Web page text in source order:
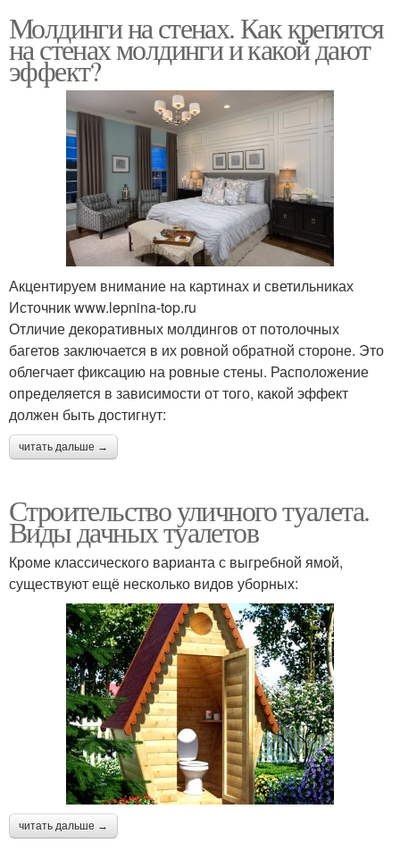
Молдинги на стенах. Как крепятся
на стенах молдинги и какой дают
эффект?
Акцентируем внимание на картинах и светильниках
Источник www.lepnina-top.ru
Отличие декоративных молдингов от потолочных
багетов заключается в их ровной обратной стороне. Это
облегчает фиксацию на ровные стены. Расположение
определяется в зависимости от того, какой эффект
должен быть достигнут:
читать дальше →
Строительство уличного туалета.
Виды дачных туалетов
Кроме классического варианта с выгребной ямой,
существуют ещё несколько видов уборных:
читать дальше →